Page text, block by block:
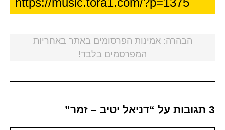
הבהרה: אמינות הפרסומים באתר באחריות
המפרסמים בלבד!
3 תגובות על “דניאל יטיב – זמר”